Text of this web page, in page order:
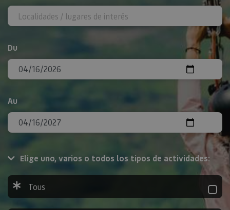
Du
Au
Elige uno, varios o todos los tipos de actividades:
Tous